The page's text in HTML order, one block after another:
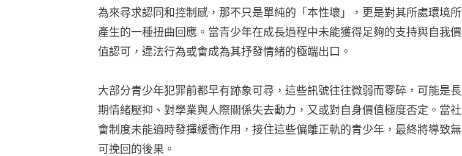
為來尋求認同和控制感，那不只是單純的「本性壞」，更是對其所處環境所
產生的一種扭曲回應。當青少年在成長過程中未能獲得足夠的支持與自我價
值認可，違法行為或會成為其抒發情緒的極端出口。
大部分青少年犯罪前都早有跡象可尋，這些訊號往往微弱而零碎，可能是長
期情緒壓抑、對學業與人際關係失去動力，又或對自身價值極度否定。當社
會制度未能適時發揮緩衝作用，接住這些偏離正軌的青少年，最終將導致無
可挽回的後果。